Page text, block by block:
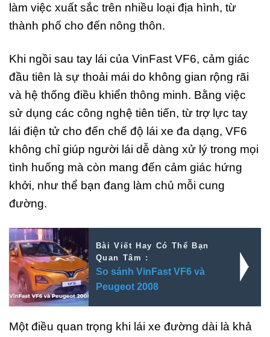
làm việc xuất sắc trên nhiều loại địa hình, từ
thành phố cho đến nông thôn.
Khi ngồi sau tay lái của VinFast VF6, cảm giác
đầu tiên là sự thoải mái do không gian rộng rãi
và hệ thống điều khiển thông minh. Bằng việc
sử dụng các công nghệ tiên tiến, từ trợ lực tay
lái điện tử cho đến chế độ lái xe đa dạng, VF6
không chỉ giúp người lái dễ dàng xử lý trong mọi
tình huống mà còn mang đến cảm giác hứng
khởi, như thể bạn đang làm chủ mỗi cung
đường.
Bài Viết Hay Có Thể Bạn
Quan Tâm :
So sánh VinFast VF6 và
Peugeot 2008
Một điều quan trọng khi lái xe đường dài là khả